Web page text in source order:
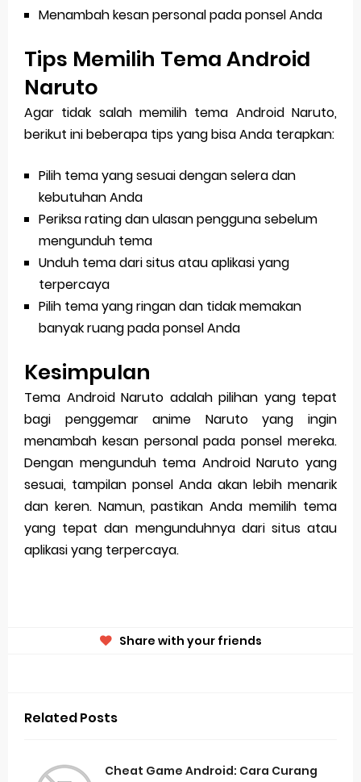
Menambah kesan personal pada ponsel Anda
Tips Memilih Tema Android
Naruto
Agar tidak salah memilih tema Android Naruto,
berikut ini beberapa tips yang bisa Anda terapkan:
Pilih tema yang sesuai dengan selera dan
kebutuhan Anda
Periksa rating dan ulasan pengguna sebelum
mengunduh tema
Unduh tema dari situs atau aplikasi yang
terpercaya
Pilih tema yang ringan dan tidak memakan
banyak ruang pada ponsel Anda
Kesimpulan
Tema Android Naruto adalah pilihan yang tepat
bagi penggemar anime Naruto yang ingin
menambah kesan personal pada ponsel mereka.
Dengan mengunduh tema Android Naruto yang
sesuai, tampilan ponsel Anda akan lebih menarik
dan keren. Namun, pastikan Anda memilih tema
yang tepat dan mengunduhnya dari situs atau
aplikasi yang terpercaya.
Share with your friends
Related Posts
Cheat Game Android: Cara Curang